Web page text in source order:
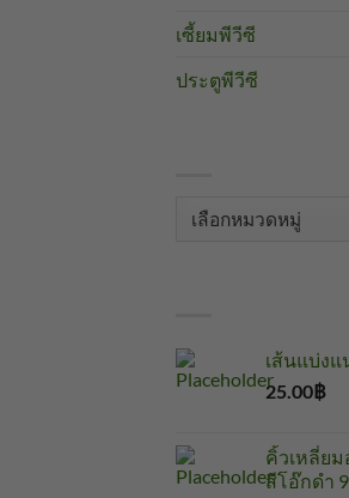
เซี้ยมพีวีซี
ประตูพีวีซี
หมวด
เส้นแบ่งแ
25.00฿
คิ้วเหลี่ยม
สีโอ๊กดำ
ตัวเชื่อมฝ้า 9มม. KWA-9.5
ตัวจบฝ้า
จบฝ้าพีวีซี
ฝ้าขนาด
หยิบใส่ต